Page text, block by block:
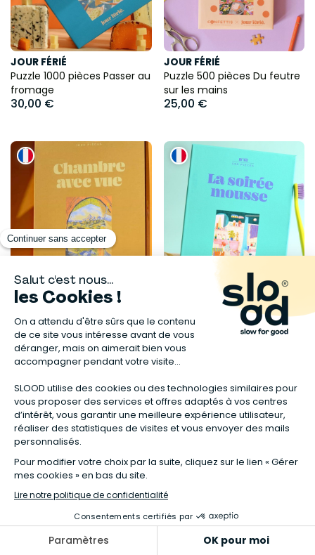
JOUR FÉRIÉ
Puzzle 1000 pièces Passer au
fromage
30,00 €
JOUR FÉRIÉ
Puzzle 500 pièces Du feutre
sur les mains
25,00 €
JOUR FÉRIÉ
Puzzle 1000 pièces Chambre
avec vue
30,00 €
JOUR FÉRIÉ
Puzzle 500 pièces La soirée
mousse
25,00 €